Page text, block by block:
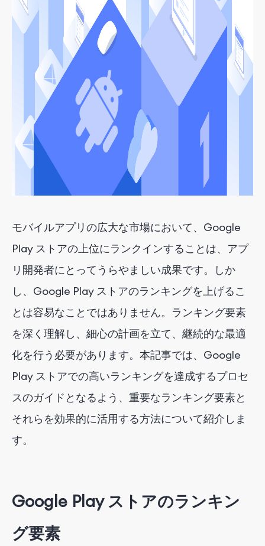
モバイルアプリの広大な市場において、Google
Play ストアの上位にランクインすることは、アプ
リ開発者にとってうらやましい成果です。しか
し、Google Play ストアのランキングを上げるこ
とは容易なことではありません。ランキング要素
を深く理解し、細心の計画を立て、継続的な最適
化を行う必要があります。本記事では、Google
Play ストアでの高いランキングを達成するプロセ
スのガイドとなるよう、重要なランキング要素と
それらを効果的に活用する方法について紹介しま
す。
Google Play ストアのランキン
グ要素